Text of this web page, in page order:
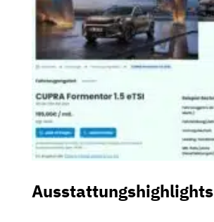
Ausstattungshighlights